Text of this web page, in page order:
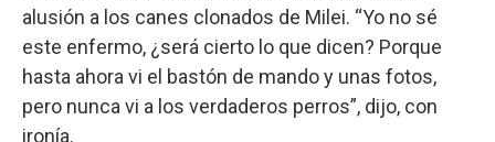
alusión a los canes clonados de Milei. “Yo no sé
este enfermo, ¿será cierto lo que dicen? Porque
hasta ahora vi el bastón de mando y unas fotos,
pero nunca vi a los verdaderos perros”, dijo, con
ironía.